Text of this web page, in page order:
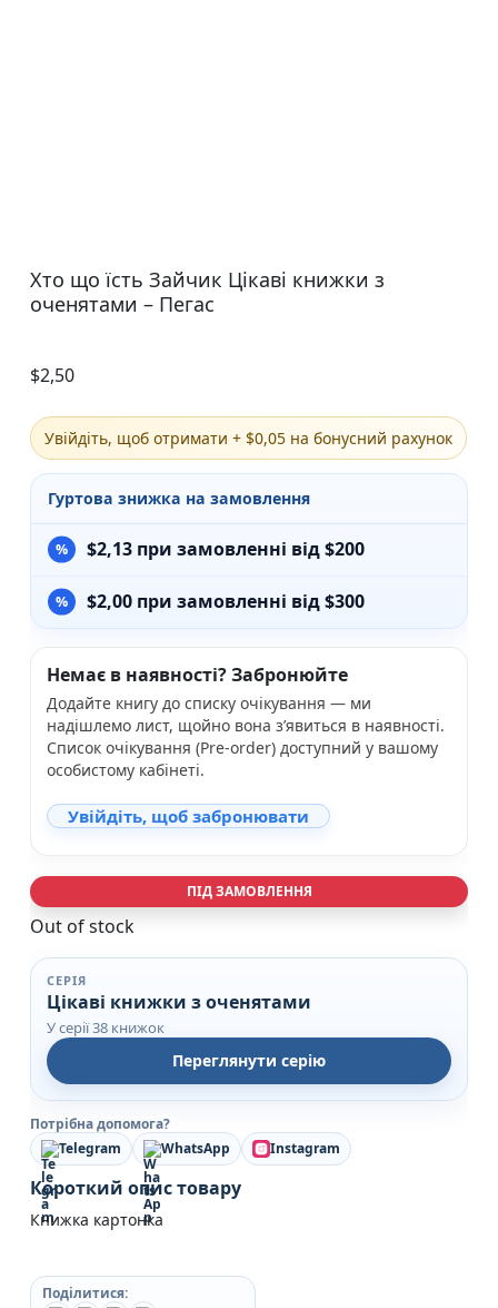
Хто що їсть Зайчик Цікаві книжки з
оченятами – Пегас
$2,50
Увійдіть, щоб отримати + $0,05 на бонусний рахунок
Гуртова знижка на замовлення
$2,13 при замовленні від $200
$2,00 при замовленні від $300
Немає в наявності? Забронюйте
Додайте книгу до списку очікування — ми
надішлемо лист, щойно вона з’явиться в наявності.
Список очікування (Pre-order) доступний у вашому
особистому кабінеті.
Увійдіть, щоб забронювати
ПІД ЗАМОВЛЕННЯ
Out of stock
СЕРІЯ
Цікаві книжки з оченятами
У серії 38 книжок
Переглянути серію
Потрібна допомога?
Telegram
WhatsApp Instagram
Короткий опис товару
Книжка картонка
Поділитися: